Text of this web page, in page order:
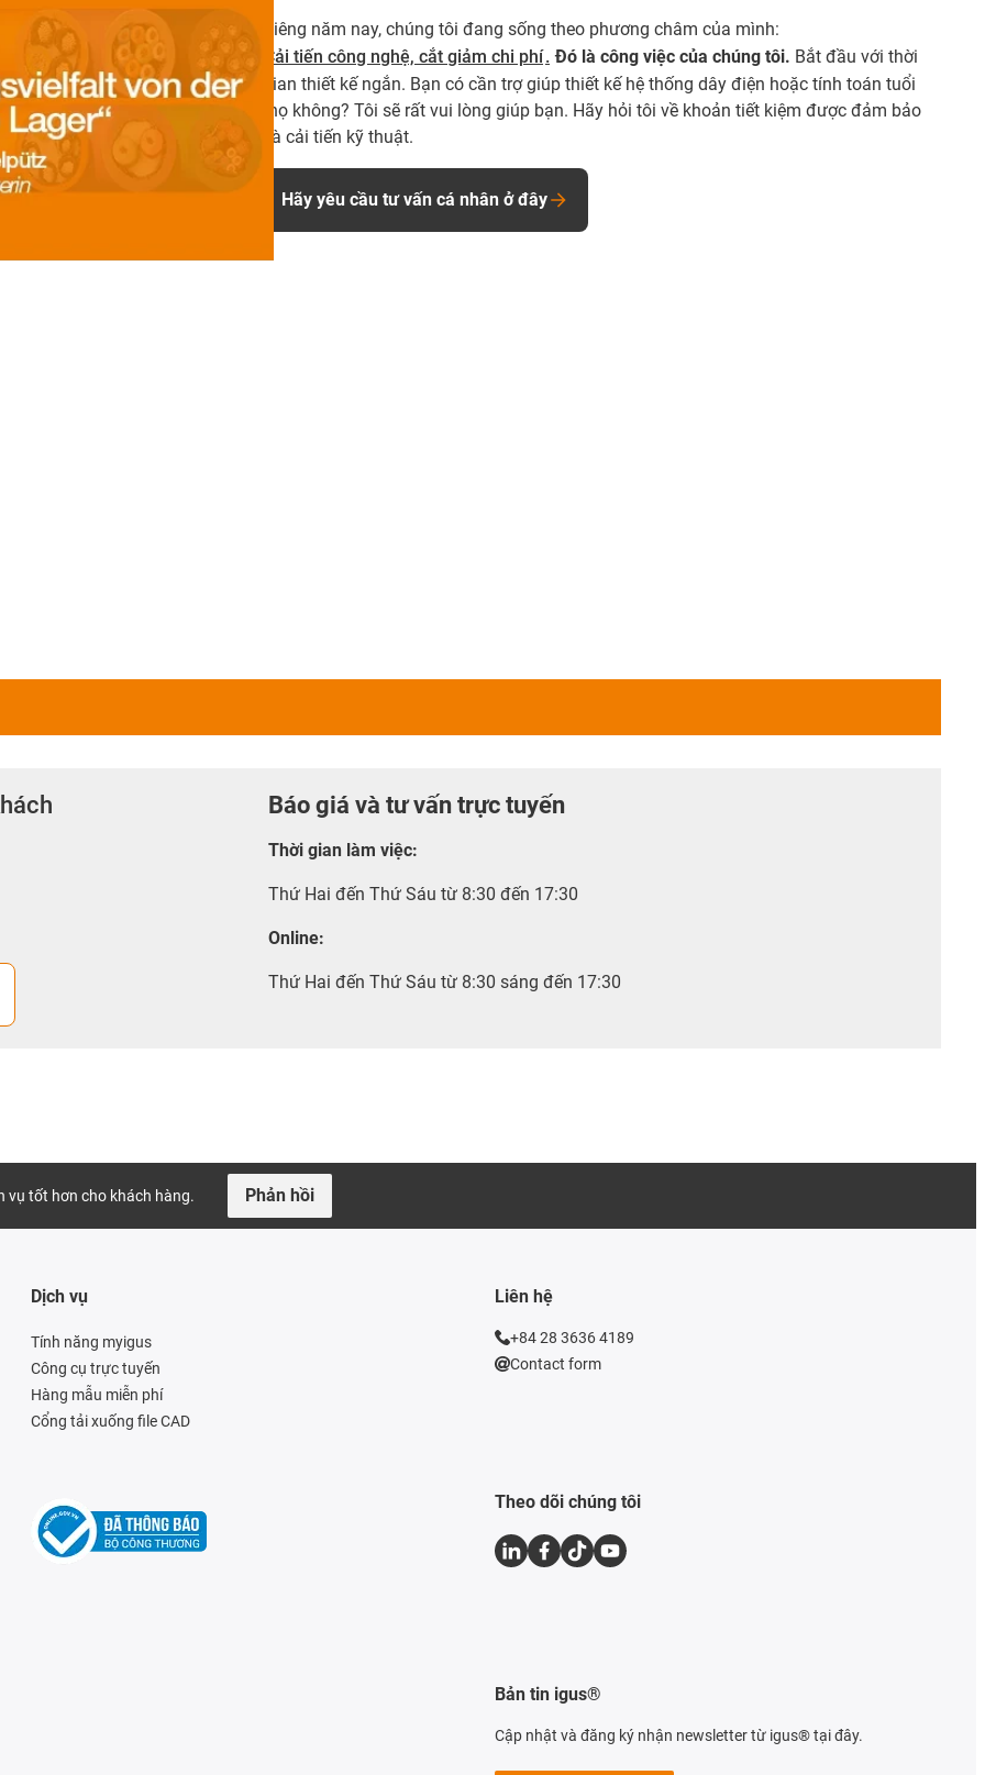
Riêng năm nay, chúng tôi đang sống theo phương châm của mình:
Cải tiến công nghệ, cắt giảm chi phí. Đó là công việc của chúng tôi. Bắt đầu với thời
gian thiết kế ngắn. Bạn có cần trợ giúp thiết kế hệ thống dây điện hoặc tính toán tuổi
thọ không? Tôi sẽ rất vui lòng giúp bạn. Hãy hỏi tôi về khoản tiết kiệm được đảm bảo
và cải tiến kỹ thuật.
Hãy yêu cầu tư vấn cá nhân ở đây
Báo giá và tư vấn trực tuyến
Thời gian làm việc:
Thứ Hai đến Thứ Sáu từ 8:30 đến 17:30
Online:
Thứ Hai đến Thứ Sáu từ 8:30 sáng đến 17:30
vụ tốt hơn cho khách hàng. Phản hồi
Dịch vụ
Tính năng myigus
Công cụ trực tuyến
Hàng mẫu miễn phí
Cổng tải xuống file CAD
Liên hệ
+84 28 3636 4189
Contact form
Theo dõi chúng tôi
Bản tin igus®
Cập nhật và đăng ký nhận newsletter từ igus® tại đây.